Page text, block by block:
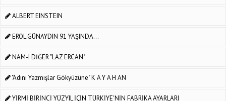
ALBERT EINSTEIN
EROL GÜNAYDIN 91 YAŞINDA...
NAM-I DİĞER "LAZ ERCAN"
"Adını Yazmışlar Gökyüzüne" K A Y A H AN
YİRMİ BİRİNCİ YÜZYIL İÇİN TÜRKİYE'NİN FABRİKA AYARLARI